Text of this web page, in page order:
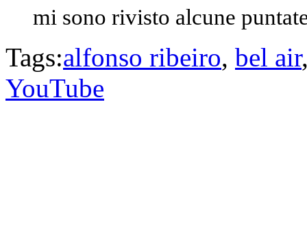
mi sono rivisto alcune
Tags:alfonso ribeiro, bel air
YouTube